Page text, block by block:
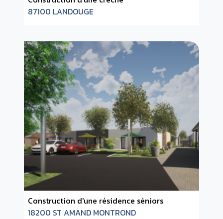
87100 LANDOUGE
Construction d'une résidence séniors
18200 ST AMAND MONTROND